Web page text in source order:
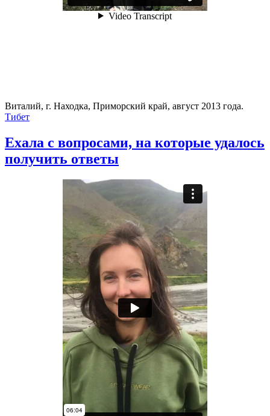
Виталий, г. Находка, Приморский край, август 2013 года.
Тибет
Ехала с вопросами, на которые удалось
получить ответы